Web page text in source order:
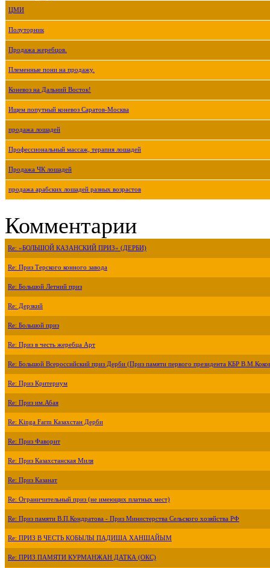
ЦМИ
Полуторник
Продажа жеребцов.
Племенные пони на продажу.
Коневоз на Дальний Восток!
Ищем попутный коневоз Саратов-Москва
продажа лошадей
Профессиональный массаж, терапия лошадей
Продажа ЧК лошадей
продажа арабских лошадей разных возрастов
Комментарии
Re: «БОЛЬШОЙ КАЗАНСКИЙ ПРИЗ» (ДЕРБИ)
Re: Приз Терского конного завода
Re: Большой Летний приз
Re: Дерзкий
Re: Большой приз
Re: Приз в честь жеребца Арт
Re: Большой Всероссийский приз Дерби (Приз памяти первого президента КБР
Re: Приз Критериум
Re: Приз им.Абая
Re: Kinga Farm Казахстан Дерби
Re: Приз Фаворит
Re: Приз Казахстанская Миля
Re: Приз Казанат
Re: Ограничительный приз (не имеющих платных мест)
Re: Приз памяти В.П.Кондратова - Приз Министерства Сельского хозяйства РФ
Re: ПРИЗ В ЧЕСТЬ КОБЫЛЫ ПАДИША ХАНШАЙЫМ
Re: ПРИЗ ПАМЯТИ КУРМАНЖАН ДАТКА (ОКС)